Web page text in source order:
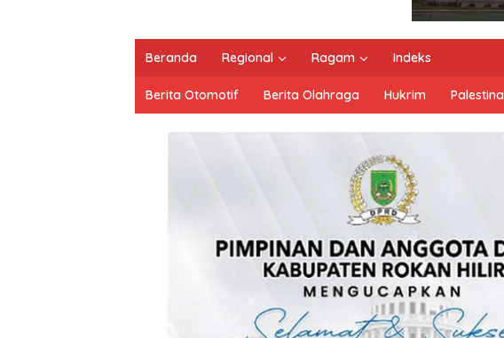
Beranda Regional Ragam Indeks
Berita Otomotif Berita Olahraga Hukrim Palestina